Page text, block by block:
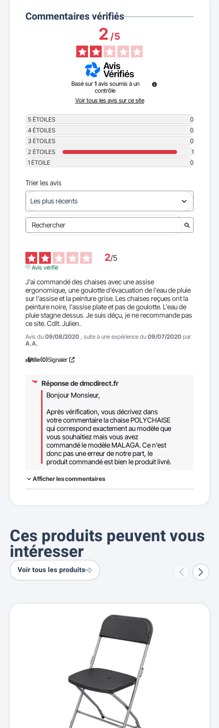
Commentaires vérifiés
2/5
Basé sur 1 avis soumis à un
contrôle
Voir tous les avis sur ce site
5 ÉTOILES
0
4 ÉTOILES
0
3 ÉTOILES
0
2 ÉTOILES
1
1 ÉTOILE 0
Trier les avis
2/5
Avis vérifié
J'ai commandé des chaises avec une assise
ergonomique, une goulotte d'évacuation de l'eau de pluie
sur l'assise et la peinture grise. Les chaises reçues ont la
peinture noire, l'assise plate et pas de goulotte. L'eau de
pluie stagne dessus. Je suis déçu, je ne recommande pas
ce site. Cdlt. Julien.
Avis du 09/08/2020 , suite à une expérience du 09/07/2020 par
A.A.
Utile(0)Signaler
Réponse dedmcdirect.fr
Bonjour Monsieur,
Après vérification, vous décrivez dans
votre commentaire la chaise POLYCHAISE
qui correspond exactement au modèle que
vous souhaitiez mais vous avez
commandé le modèle MALAGA. Ce n'est
donc pas une erreur de notre part, le
produit commandé est bien le produit livré.
Afficher les commentaires
Ces produits peuvent vous
intéresser
Voir tous les produits